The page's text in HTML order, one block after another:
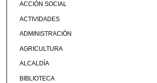
ACCIÓN SOCIAL
ACTIVIDADES
ADMINISTRACIÓN
AGRICULTURA
ALCALDÍA
BIBLIOTECA